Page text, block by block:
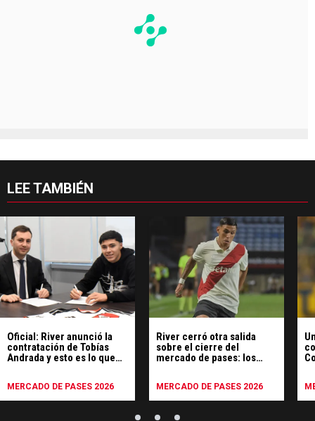
LEE TAMBIÉN
Oficial: River anunció la
contratación de Tobías
Andrada y esto es lo que
MERCADO DE PASES 2026
River cerró otra salida
sobre el cierre del
mercado de pases: los
MERCADO DE PASES 2026